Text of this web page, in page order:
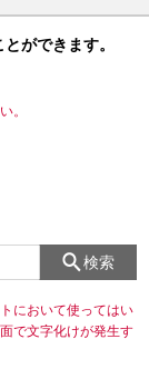
ができます。
。
検索
において使ってはい
で文字化けが発生す